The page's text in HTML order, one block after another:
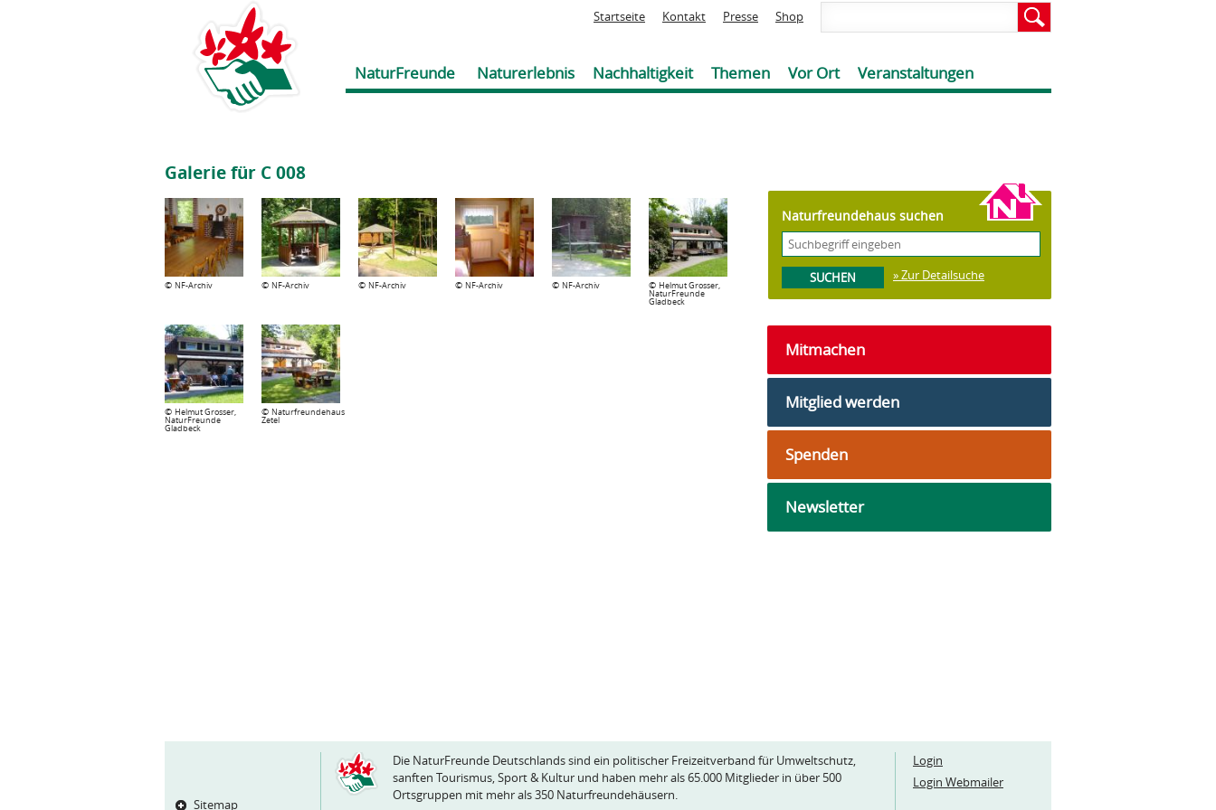
Jump to navigation
Startseite Kontakt Presse Shop
NaturFreunde Naturerlebnis Nachhaltigkeit Themen Vor Ort Veranstaltungen
Galerie für C 008
© NF-Archiv © NF-Archiv © NF-Archiv © NF-Archiv © NF-Archiv © Helmut Grosser,
NaturFreunde
Gladbeck
© Helmut Grosser,
NaturFreunde
Gladbeck
© Naturfreundehaus
Zetel
Naturfreundehaus suchen
» Zur Detailsuche
Mitmachen
Mitglied werden
Spenden
Newsletter
Sitemap
Die NaturFreunde Deutschlands sind ein politischer Freizeitverband für Umweltschutz,
sanften Tourismus, Sport & Kultur und haben mehr als 65.000 Mitglieder in über 500
Ortsgruppen mit mehr als 350 Naturfreundehäusern.
Login
Login Webmailer